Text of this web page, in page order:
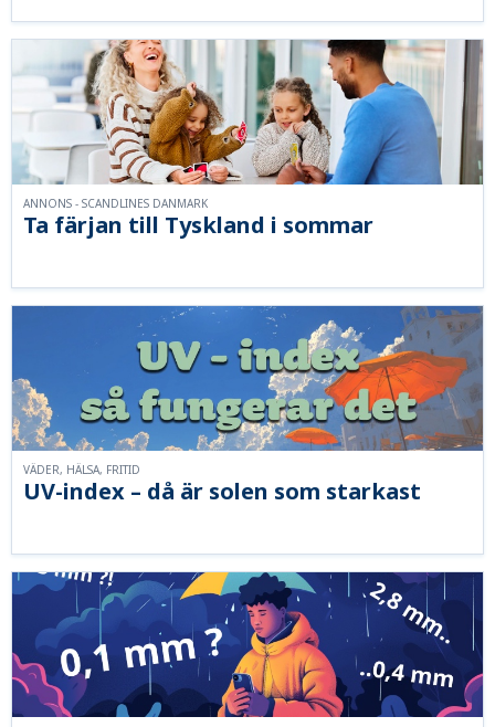
Ta färjan till Tyskland i sommar
ANNONS - SCANDLINES DANMARK
UV-index – då är solen som starkast
VÄDER, HÄLSA, FRITID